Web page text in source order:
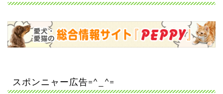
スポンニャー広告=^_^=